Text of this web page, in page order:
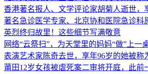
香港著名报人、文学评论家胡菊人逝世，
著名急诊医学专家、北京协和医院急诊科
英烈终归故里！这些细节写满敬意
网络“云祭扫”，为天堂里的妈妈“做”上一
表演艺术家陈奇去世，享年96岁的她被称
莆田12岁女孩被虐死案二审将开庭，此前